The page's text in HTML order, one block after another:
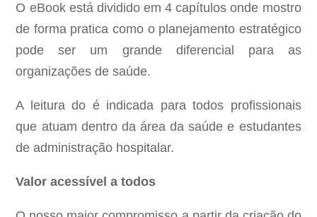
O eBook está dividido em 4 capítulos onde mostro
de forma pratica como o planejamento estratégico
pode ser um grande diferencial para as
organizações de saúde.
A leitura do é indicada para todos profissionais
que atuam dentro da área da saúde e estudantes
de administração hospitalar.
Valor acessível a todos